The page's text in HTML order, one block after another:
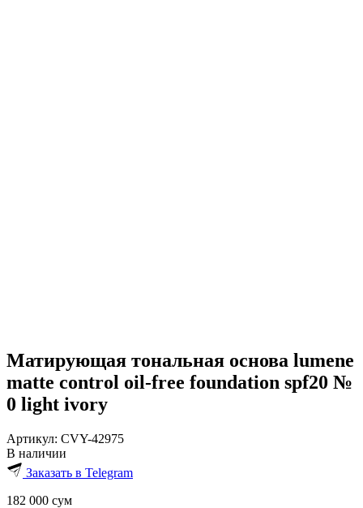
Матирующая тональная основа lumene
matte control oil-free foundation spf20 №
0 light ivory
Артикул: CVY-42975
В наличии
Заказать в Telegram
182 000 сум